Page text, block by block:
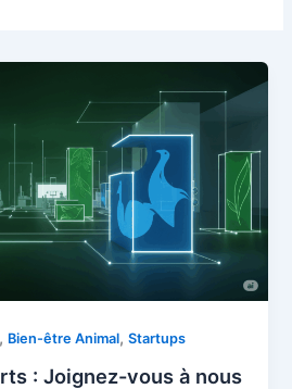
, Bien-être Animal,Startups
: Joignez-vous à nous